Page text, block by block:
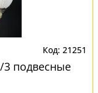
21251
3 подвесные